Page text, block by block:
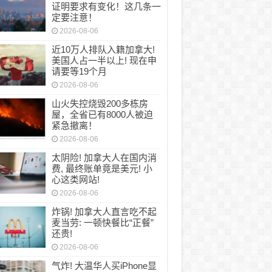
证明要求有变化！这几条一
定要注意！
2026-08-06
近10万人排队入籍加拿大!
美国人占一半以上! 现在申
请要等19个月
2026-08-06
山火失控烧毁200多栋房
屋，全省已有8000人被迫
紧急撤离！
2026-08-06
太阴险! 加拿大人在国内消
费, 最终账单竟是美元! 小
心这类网站!
2026-08-06
炸锅! 加拿大人直言吃不起
麦当劳: 一顿快餐比“正餐”
还贵!
2026-08-06
气炸! 大温华人买iPhone显